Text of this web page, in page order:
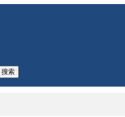
搜索